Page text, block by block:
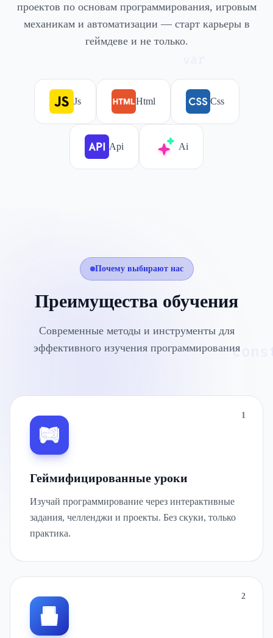
проектов по основам программирования, игровым
механикам и автоматизации — старт карьеры в
геймдеве и не только.
Js Html Css
Api Ai
Почему выбирают нас
Преимущества обучения
Современные методы и инструменты для
эффективного изучения программирования
1
Геймифицированные уроки
Изучай программирование через интерактивные
задания, челленджи и проекты. Без скуки, только
практика.
2